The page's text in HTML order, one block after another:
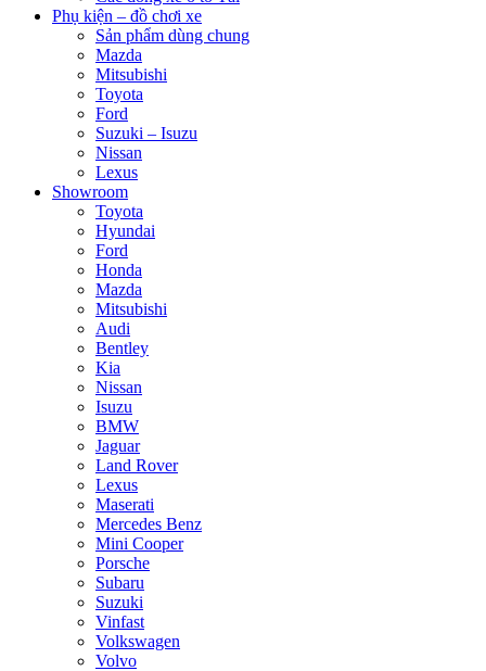
Phụ kiện – đồ chơi xe
Sản phẩm dùng chung
Mazda
Mitsubishi
Toyota
Ford
Suzuki – Isuzu
Nissan
Lexus
Showroom
Toyota
Hyundai
Ford
Honda
Mazda
Mitsubishi
Audi
Bentley
Kia
Nissan
Isuzu
BMW
Jaguar
Land Rover
Lexus
Maserati
Mercedes Benz
Mini Cooper
Porsche
Subaru
Suzuki
Vinfast
Volkswagen
Volvo